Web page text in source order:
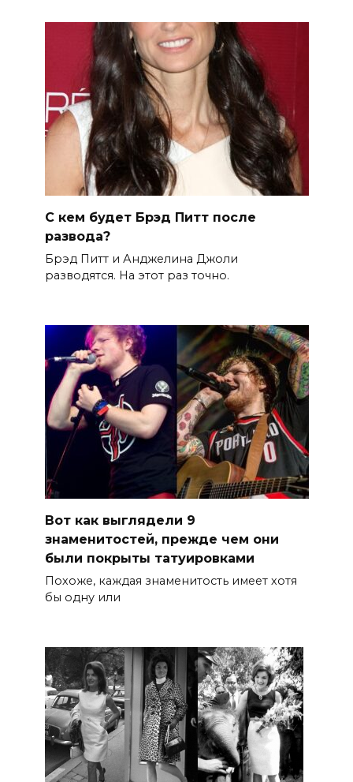
С кем будет Брэд Питт после
развода?
Брэд Питт и Анджелина Джоли
разводятся. На этот раз точно.
Вот как выглядели 9
знаменитостей, прежде чем они
были покрыты татуировками
Похоже, каждая знаменитость имеет хотя
бы одну или